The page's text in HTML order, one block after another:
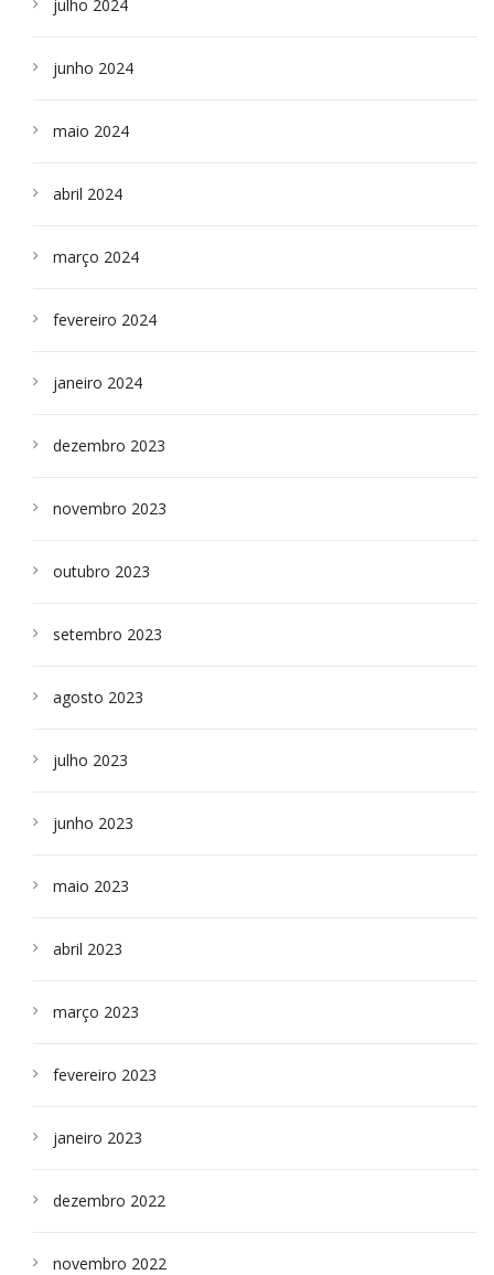
julho 2024
junho 2024
maio 2024
abril 2024
março 2024
fevereiro 2024
janeiro 2024
dezembro 2023
novembro 2023
outubro 2023
setembro 2023
agosto 2023
julho 2023
junho 2023
maio 2023
abril 2023
março 2023
fevereiro 2023
janeiro 2023
dezembro 2022
novembro 2022